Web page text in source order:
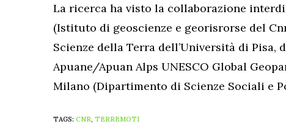
La ricerca ha visto la collaborazione
(Istituto di geoscienze e georisrorse del
Scienze della Terra dell’Università di Pisa,
Apuane/Apuan Alps UNESCO Global
Milano (Dipartimento di Scienze Sociali e
TAGS: CNR, TERREMOTI